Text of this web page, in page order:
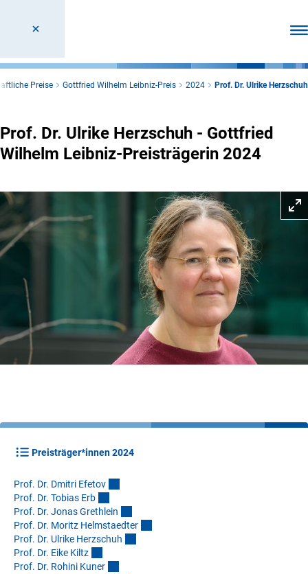
Preise Gottfried Wilhelm Leibniz-Preis 2024 Prof. Dr. Ulrike Herzschuh
Prof. Dr. Ulrike Herzschuh - Gottfried
Wilhelm Leibniz-Preisträgerin 2024
Preisträger*innen 2024
Prof. Dr. Dmitri Efetov
Prof. Dr. Tobias Erb
Prof. Dr. Jonas Grethlein
Prof. Dr. Moritz Helmstaedter
Prof. Dr. Ulrike Herzschuh
Prof. Dr. Eike Kiltz
Prof. Dr. Rohini Kuner